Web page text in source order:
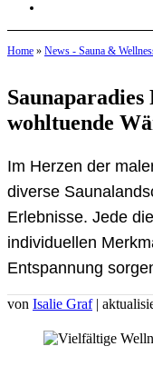
Home » News - Sauna &
wohltuende
Im Herzen der
diverse
Erlebnisse. Jede
individuellen
Entspannung
von Isalie Graf |